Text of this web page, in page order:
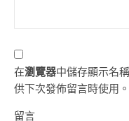
在瀏覽器中儲存顯示名
供下次發佈留言時使用。
留言